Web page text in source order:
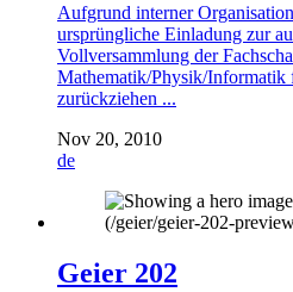
Aufgrund interner
ursprüngliche Einladung zur
Vollversammlung der
Mathematik/Physik/Informatik
zurückziehen ...
Nov 20, 2010
de
Geier 202